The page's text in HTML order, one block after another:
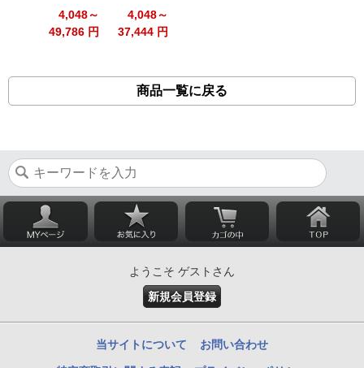
4,048～
49,786 円
4,048～
37,444 円
商品一覧に戻る
ようこそ ゲストさん
新規会員登録
当サイトについて お問い合わせ